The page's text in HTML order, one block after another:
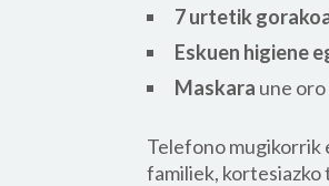
7 urtetik
Eskuen higiene
Maskara une
Telefono mugikorrik
familiek, kortesiazko